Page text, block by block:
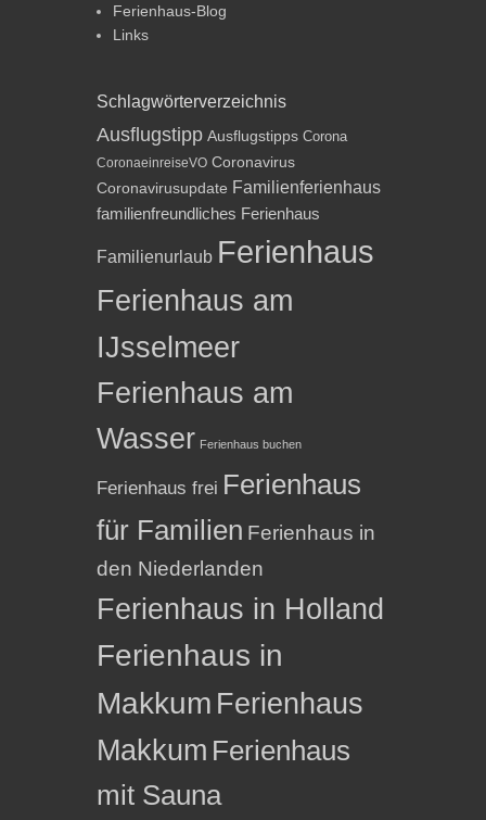
Ferienhaus-Blog
Links
Schlagwörterverzeichnis
Ausflugstipp Ausflugstipps Corona
CoronaeinreiseVO Coronavirus
Coronavirusupdate Familienferienhaus
familienfreundliches Ferienhaus
Familienurlaub Ferienhaus
Ferienhaus am
IJsselmeer
Ferienhaus am
Wasser Ferienhaus buchen
Ferienhaus frei Ferienhaus
für Familien Ferienhaus in
den Niederlanden
Ferienhaus in Holland
Ferienhaus in
Makkum Ferienhaus
Makkum Ferienhaus
mit Sauna